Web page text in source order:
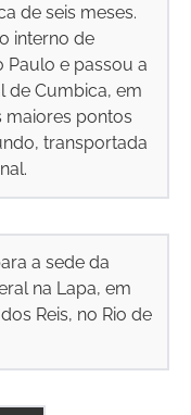
de seis meses.
interno de
Paulo e passou a
de Cumbica, em
maiores pontos
transportada
a sede da
na Lapa, em
Reis, no Rio de